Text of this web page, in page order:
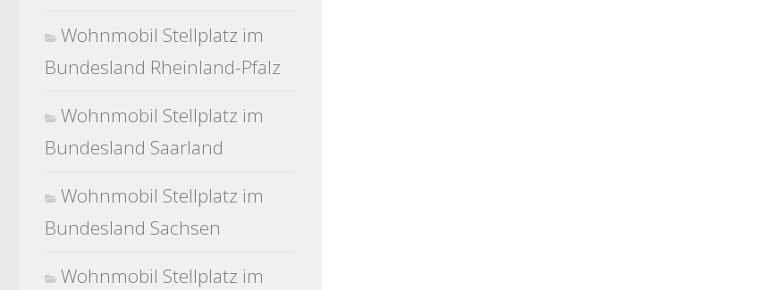
Wohnmobil Stellplatz im
Bundesland Rheinland-Pfalz
Wohnmobil Stellplatz im
Bundesland Saarland
Wohnmobil Stellplatz im
Bundesland Sachsen
Wohnmobil Stellplatz im